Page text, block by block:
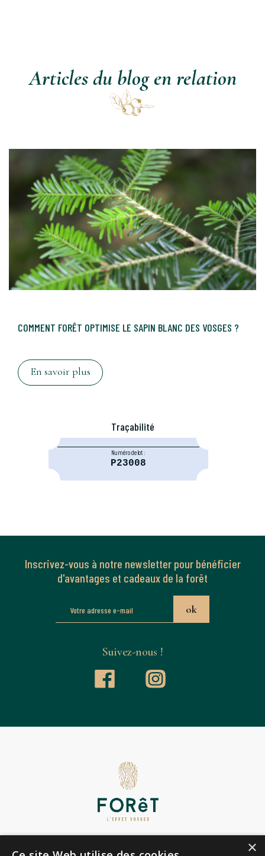
Articles du blog en relation
COMMENT FORÊT OPTIMISE LE SAPIN BLANC DES VOSGES ?
En savoir plus
Traçabilité
Numéro de lot :
P23008
Inscrivez-vous à notre newsletter pour bénéficier
d'avantages et cadeaux de la forêt
Suivez-nous !
×